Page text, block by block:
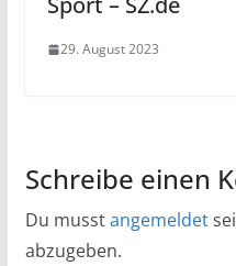
29. August 2023
Schreibe einen
Du musstangemeldet
abzugeben.